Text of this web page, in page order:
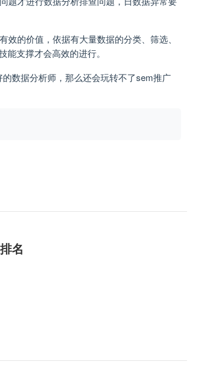
的价值，依据有大量数据的分类、筛选、
支撑才会高效的进行。
数据分析师，那么还会玩转不了sem推广
名